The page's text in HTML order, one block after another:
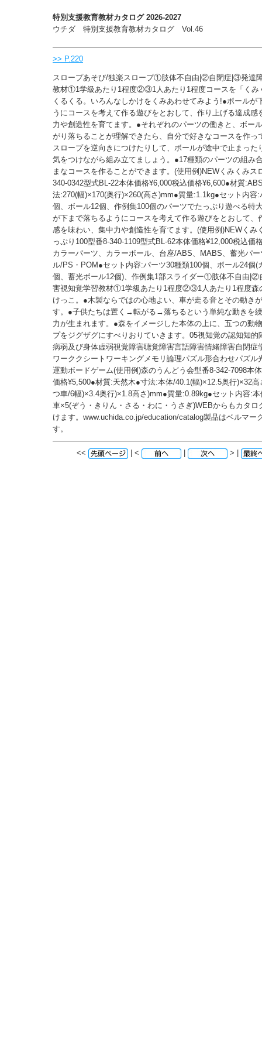
特別支援教育教材カタログ 2026-2027
ウチダ 特別支援教育教材カタログ Vol.46
>> P.220
スロープあそび/独楽スロープ①肢体不自由|②自閉症|③発達
教材①1学級あたり1程度②③1人あたり1程度コースを「くみ
くるくる。いろんなしかけをくみあわせてみよう!●ボールが
うにコースを考えて作る遊びをとおして、作り上げる達成感
力や創造性を育てます。●それぞれのパーツの働きと、ボー
がり落ちることが理解できたら、自分で好きなコースを作っ
スロープを逆向きにつけたりして、ボールが途中で止まった
気をつけながら組み立てましょう。●17種類のパーツの組み
まなコースを作ることができます。(使用例)NEWくみくみス
340-0342型式BL-22本体価格¥6,000税込価格¥6,600●材質
法:270(幅)×170(奥行)×260(高さ)mm●質量:1.1kg●セット内容:
個、ボール12個、作例集100個のパーツでたっぷり遊べる特
が下まで落ちるようにコースを考えて作る遊びをとおして、
感を味わい、集中力や創造性を育てます。(使用例)NEWくみ
っぷり100型番8-340-1109型式BL-62本体価格¥12,000税込価
カラーパーツ、カラーボール、台座/ABS、MABS、蓄光パ
ル/PS・POM●セット内容:パーツ30種類100個、ボール24個(
個、蓄光ボール12個)、作例集1部スライダー①肢体不自由
害視知覚学習教材①1学級あたり1程度②③1人あたり1程度森
けっこ。●木製ならではの心地よい、車が走る音とその動き
す。●子供たちは置く→転がる→落ちるという単純な動きを
力が生まれます。●森をイメージした本体の上に、五つの動
プをジグザグにすべりおりていきます。05視知覚の認知知的
病弱及び身体虚弱視覚障害聴覚障害言語障害情緒障害自閉症
ワーククシートワーキングメモリ論理パズル形合わせパズル
運動ボードゲーム(使用例)森のうんどう会型番8-342-7098本
価格¥5,500●材質:天然木●寸法:本体/40.1(幅)×12.5奥行)×32高
つ車/6幅)×3.4奥行)×1.8高さ)mm●質量:0.89kg●セット内容:
車×5(ぞう・きりん・さる・わに・うさぎ)WEBからもカタロ
けます。www.uchida.co.jp/education/catalog製品はベルマー
す。
<< | < | > |